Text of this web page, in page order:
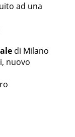
ad una
di Milano
nuovo